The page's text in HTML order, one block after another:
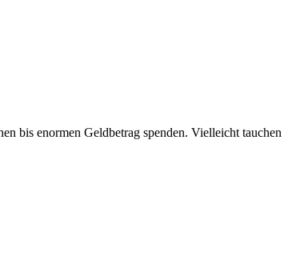
bis enormen Geldbetrag spenden. Vielleicht tauchen